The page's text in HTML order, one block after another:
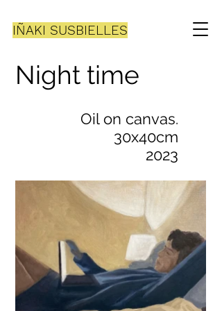
IÑAKI SUSBIELLES
Night time
Oil on canvas.
30x40cm
2023